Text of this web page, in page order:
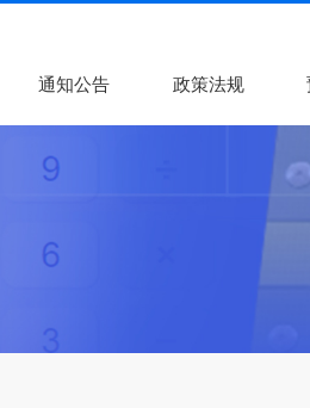
通知公告 政策法规